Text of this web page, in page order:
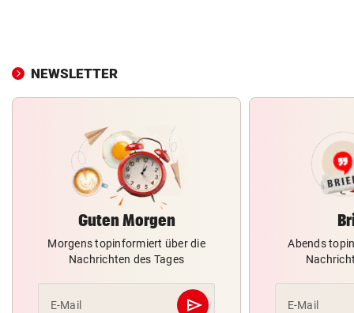
NEWSLETTER
Guten Morgen
Morgens topinformiert über die
Nachrichten des Tages
E-Mail send
Abschicken
Abends
E-Mail